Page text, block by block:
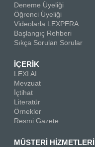
Deneme Üyeliği
Öğrenci Üyeliği
Videolarla LEXPERA
Başlangıç Rehberi
Sıkça Sorulan Sorular
İÇERİK
LEXI AI
Mevzuat
İçtihat
Literatür
Örnekler
Resmi Gazete
MÜSTERİ HİZMETLERİ